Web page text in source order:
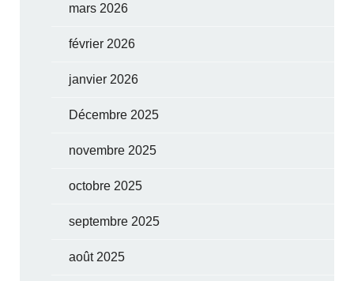
mars 2026
février 2026
janvier 2026
Décembre 2025
novembre 2025
octobre 2025
septembre 2025
août 2025